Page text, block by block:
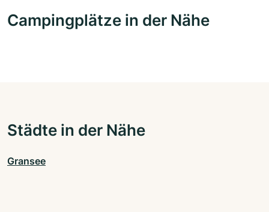
Campingplätze in der Nähe
Städte in der Nähe
Gransee